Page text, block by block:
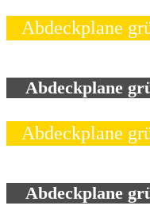
Abdeckplane
Abdeckplane
Abdeckplane
Abdeckplane